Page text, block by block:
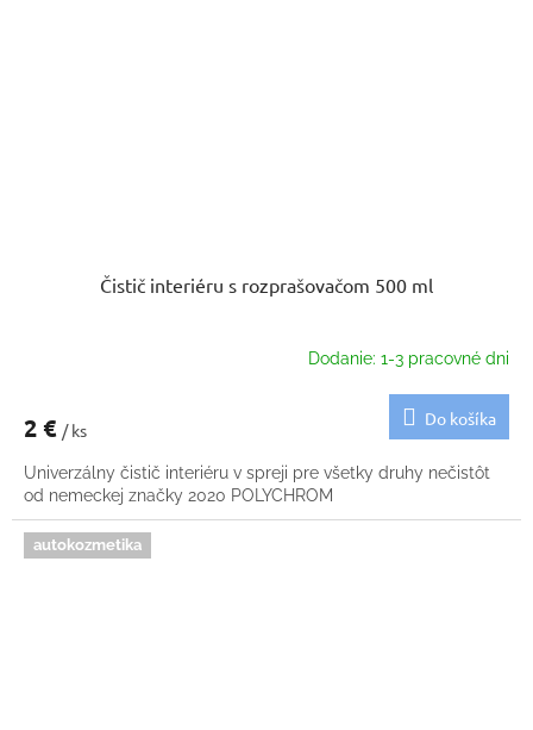
Čistič interiéru s rozprašovačom 500 ml
Dodanie: 1-3 pracovné dni
2 € / ks
Do košíka
Univerzálny čistič interiéru v spreji pre všetky druhy nečistôt
od nemeckej značky 2020 POLYCHROM
autokozmetika